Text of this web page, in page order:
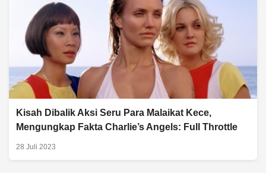
Kisah Dibalik Aksi Seru Para Malaikat Kece,
Mengungkap Fakta Charlie’s Angels: Full Throttle
28 Juli 2023